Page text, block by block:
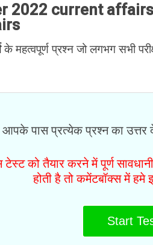
2022 current
के महत्वपूर्ण प्रश्न जो लगभग सभी
आपके पास प्रत्येक प्रश्न का
को तैयार करने में पूर्ण
होती है तो कमेंटबॉक्स में
Start